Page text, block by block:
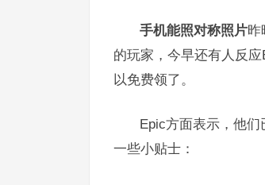
手机能照对称照片昨
的玩家，今早还有人反
以免费领了。
Epic方面表示，他
一些小贴士：